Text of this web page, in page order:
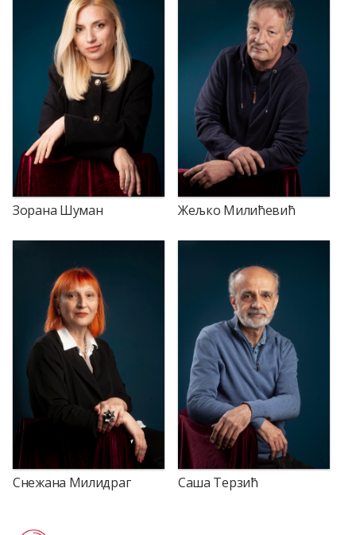
Зорана Шуман Жељко Милићевић
Снежана Милидраг Саша Терзић